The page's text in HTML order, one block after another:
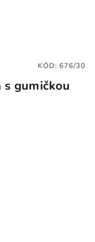
s gumičkou
KÓD:676/30